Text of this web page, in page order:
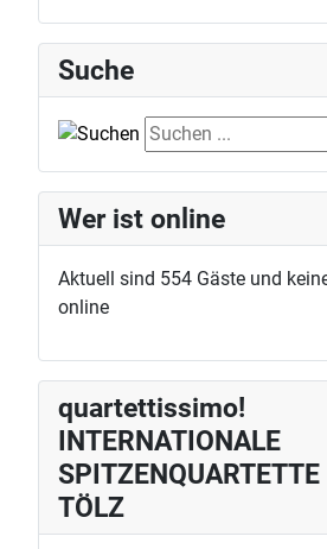
Suche
Suche
Wer ist online
Aktuell sind 554 Gäste und
online
quartettissimo!
INTERNATIONALE
TÖLZ